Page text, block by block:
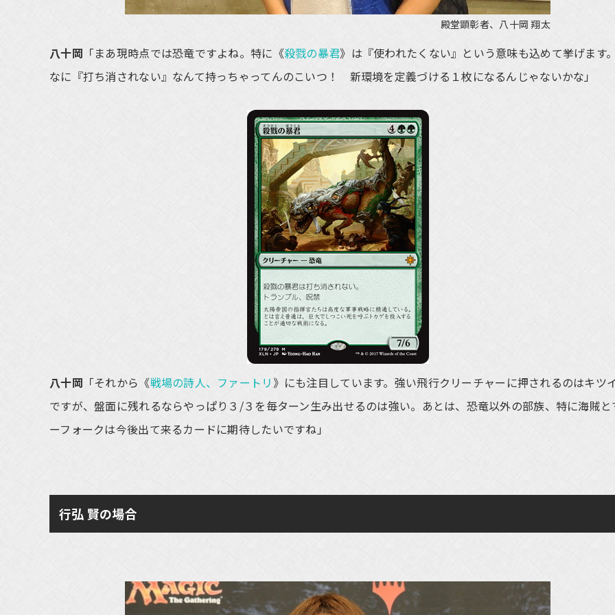
殿堂顕彰者、八十岡 翔太
八十岡 「まあ現時点では恐竜ですよね。特に《殺戮の暴君》は『使われたくない』という意味も込めて挙げます
なに『打ち消されない』なんて持っちゃってんのこいつ！ 新環境を定義づける１枚になるんじゃないかな」
八十岡 「それから《戦場の詩人、ファートリ 》にも注目しています。強い飛行クリーチャーに押されるのはキツ
ですが、盤面に残れるならやっぱり３/３を毎ターン生み出せるのは強い。あとは、恐竜以外の部族、特に海賊と
ーフォークは今後出て来るカードに期待したいですね」
行弘 賢の場合